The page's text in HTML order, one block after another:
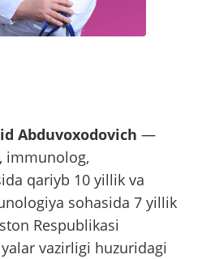
Abduvoxodovich —
immunolog,
qariyb 10 yillik va
sohasida 7 yillik
Respublikasi
vazirligi huzuridagi